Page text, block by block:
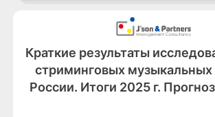
Краткие результаты
стриминговых музыкальных
России. Итоги 2025 г.